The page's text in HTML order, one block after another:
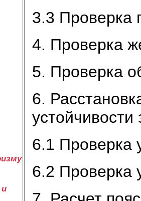
и
3.3 Проверка
4. Проверка
5. Проверка
6.
6.1 Проверка
6.2 Проверка